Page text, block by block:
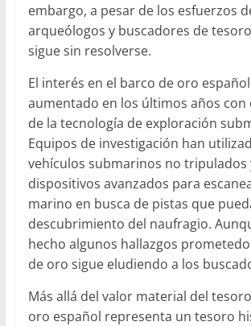
embargo, a pesar de los esfuerzos
arqueólogos y buscadores de
sigue sin resolverse.
El interés en el barco de oro
aumentado en los últimos años con
de la tecnología de exploración
Equipos de investigación han
vehículos submarinos no tripulados
dispositivos avanzados para
marino en busca de pistas que
descubrimiento del naufragio.
hecho algunos hallazgos
de oro sigue eludiendo a los
Más allá del valor material del
oro español representa un tesoro